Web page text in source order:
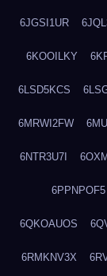
6JGSI1UR
6KOOILKY
6LSD5KCS
6MRWI2FW
6NTR3U7I
6PPNPOF5
6QKOAUOS
6RMKNV3X